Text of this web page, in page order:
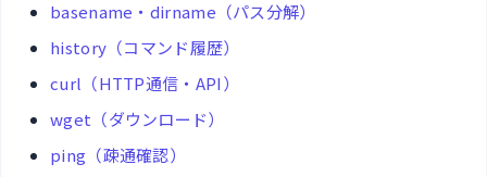
basename・dirname（パス分解）
history（コマンド履歴）
curl（HTTP通信・API）
wget（ダウンロード）
ping（疎通確認）